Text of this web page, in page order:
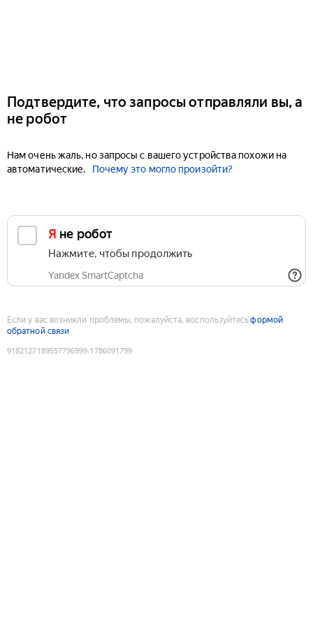
Подтвердите, что запросы отправляли вы, а
не робот
Нам очень жаль, но запросы с вашего устройства похожи на
автоматические.
Почему это могло произойти?
Я не робот
Нажмите, чтобы продолжить
Yandex SmartCaptcha
Если у вас возникли проблемы, пожалуйста, воспользуйтесьформой
обратной связи
9182127189557796999:1786091799